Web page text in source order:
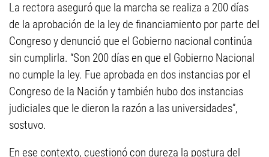
La rectora aseguró que la marcha se realiza a 200 días
de la aprobación de la ley de financiamiento por parte del
Congreso y denunció que el Gobierno nacional continúa
sin cumplirla. “Son 200 días en que el Gobierno Nacional
no cumple la ley. Fue aprobada en dos instancias por el
Congreso de la Nación y también hubo dos instancias
judiciales que le dieron la razón a las universidades”,
sostuvo.
En ese contexto, cuestionó con dureza la postura del